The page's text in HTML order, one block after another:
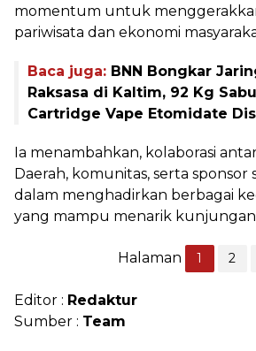
momentum untuk
pariwisata dan ekonomi
Baca juga: BNN Bongkar
Raksasa di Kaltim, 92 Kg
Cartridge Vape Etomidate
Ia menambahkan, kolaborasi
Daerah, komunitas, serta
dalam menghadirkan berbagai
yang mampu menarik kunjungan
Halaman 1 2
Editor : Redaktur
Sumber : Team